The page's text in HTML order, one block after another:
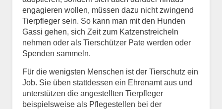
engagieren wollen, müssen dazu nicht zwingend
Tierpfleger sein. So kann man mit den Hunden
Gassi gehen, sich Zeit zum Katzenstreicheln
nehmen oder als Tierschützer Pate werden oder
Spenden sammeln.
Für die wenigsten Menschen ist der Tierschutz ein
Job. Sie üben stattdessen ein Ehrenamt aus und
unterstützen die angestellten Tierpfleger
beispielsweise als Pflegestellen bei der